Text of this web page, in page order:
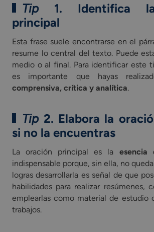
Tip1. Identifica la
principal
Esta frase suele encontrarse en el
resume lo central del texto. Puede
medio o al final. Para identificar este
es importante que hayas
comprensiva, crítica y analítica.
Tip 2. Elabora la
si no la encuentras
La oración principal es la esencia
indispensable porque, sin ella, no
logras desarrollarla es señal de que
habilidades para realizar resúmenes,
emplearlas como material de estudio
trabajos.